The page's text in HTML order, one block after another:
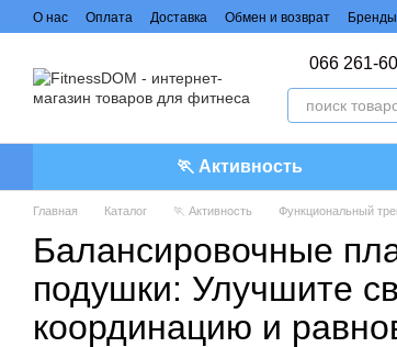
Перейти к основному контенту
О нас Оплата Доставка Обмен и возврат Бренды
066 261-
🏃 Активность
Главная Каталог 🏃 Активность Функциональный
Балансировочные
подушки: Улучшите
координацию и